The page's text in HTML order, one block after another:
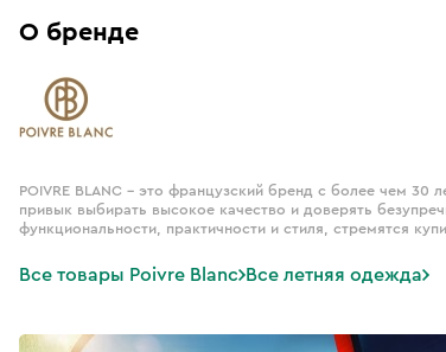
О бренде
POIVRE BLANC - это французский бренд с более чем 30
привык выбирать высокое качество и доверять
функциональности, практичности и стиля, стремятся
Все товары Poivre Blanc Все летняя одежда